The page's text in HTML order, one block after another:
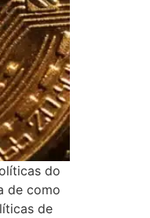
do
de como
de